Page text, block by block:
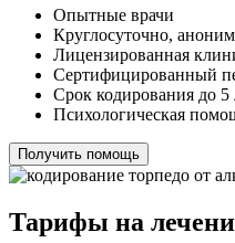
Опытные врачи
Круглосуточно,
Лицензированная
Сертифицированный
Срок кодирования до 5
Психологическая
Получить помощь
Тарифы на